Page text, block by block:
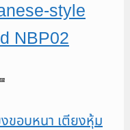
style
NBP02
ร้า